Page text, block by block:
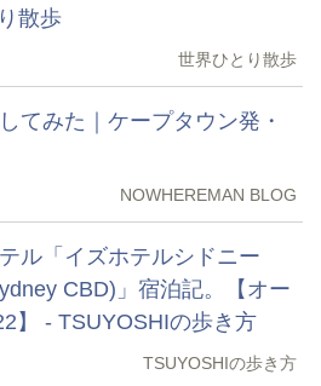
散歩
世界ひとり散歩
てみた｜ケープタウン発・
NOWHEREMAN BLOG
ル「イズホテルシドニー
CBD)」宿泊記。【オー
】 - TSUYOSHIの歩き方
TSUYOSHIの歩き方